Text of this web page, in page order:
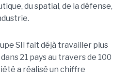
du spatial, de la défense,
SII fait déjà travailler plus
21 pays au travers de 100
a réalisé un chiffre